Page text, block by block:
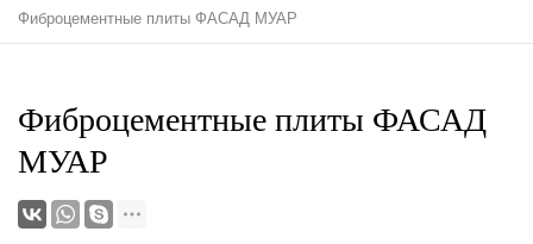
Фиброцементные плиты ФАСАД МУАР
Фиброцементные плиты ФАСАД
МУАР